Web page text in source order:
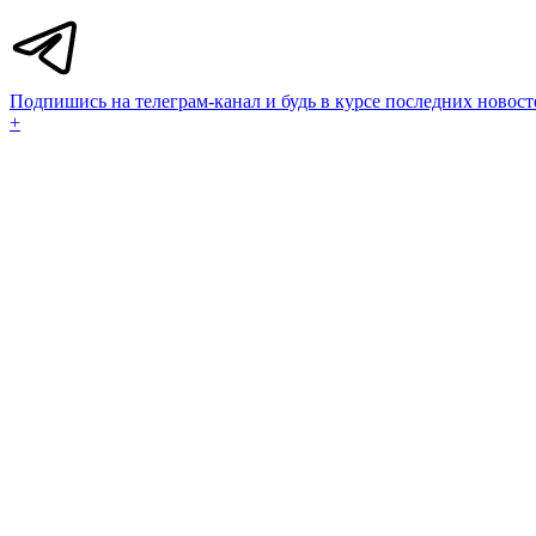
Подпишись на телеграм-канал и будь в курсе последних
+